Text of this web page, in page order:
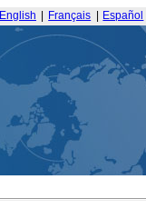
English Français Español